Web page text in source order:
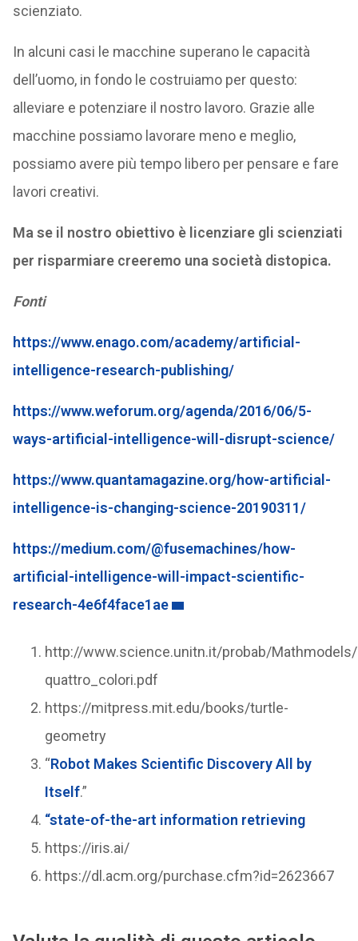
scienziato.
In alcuni casi le macchine superano le capacità
dell’uomo, in fondo le costruiamo per questo:
alleviare e potenziare il nostro lavoro. Grazie alle
macchine possiamo lavorare meno e meglio,
possiamo avere più tempo libero per pensare e fare
lavori creativi.
Ma se il nostro obiettivo è licenziare gli scienziati
per risparmiare creeremo una società distopica.
Fonti
https://www.enago.com/academy/artificial-
intelligence-research-publishing/
https://www.weforum.org/agenda/2016/06/5-
ways-artificial-intelligence-will-disrupt-science/
https://www.quantamagazine.org/how-artificial-
intelligence-is-changing-science-20190311/
https://medium.com/@fusemachines/how-
artificial-intelligence-will-impact-scientific-
research-4e6f4face1ae
http://www.science.unitn.it/probab/
quattro_colori.pdf
https://mitpress.mit.edu/books/turtle-
geometry
“Robot Makes Scientific Discovery All by
Itself.”
“state-of-the-art information retrieving
https://iris.ai/
https://dl.acm.org/purchase.cfm?id=2623667